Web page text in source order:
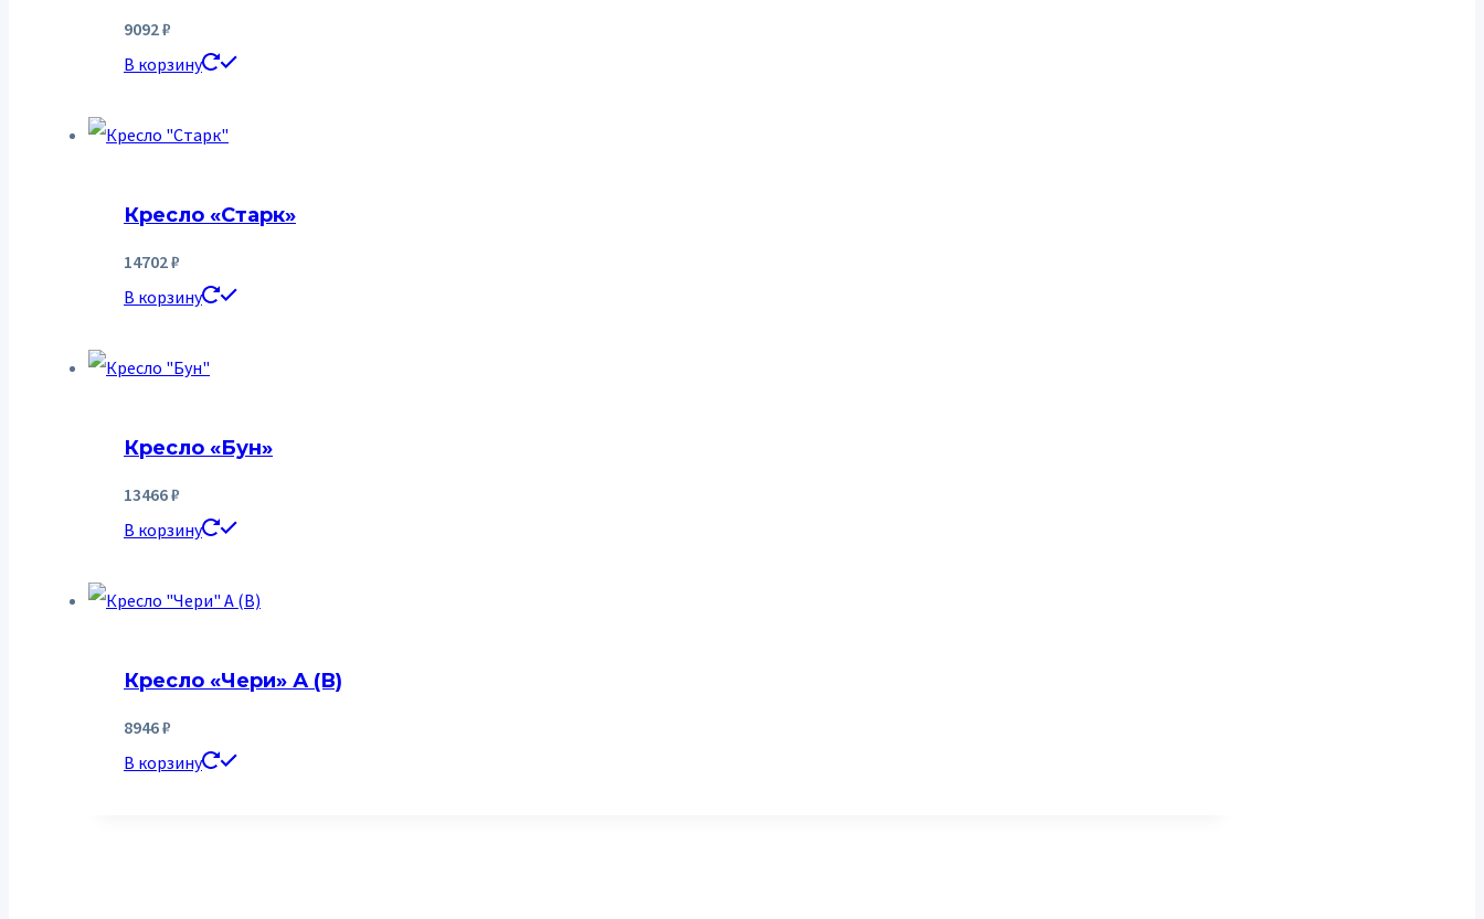
9092₽
В корзину
Кресло «Старк»
14702₽
В корзину
Кресло «Бун»
13466₽
В корзину
Кресло «Чери» А (В)
8946₽
В корзину